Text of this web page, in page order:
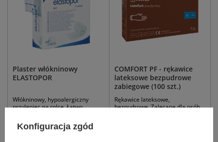
Plaster włókninowy
ELASTOPOR
Włókninowy, hypoalergiczny
przylepiec na rolce. Łatwo
5 cm x 10 m
15 cm x 10 m
COMFORT PF - rękawice
lateksowe bezpudrowe
zabiegowe (100 szt.)
Rękawice lateksowe,
bezpudrowe. Zalecane dla osób
Konfiguracja zgód